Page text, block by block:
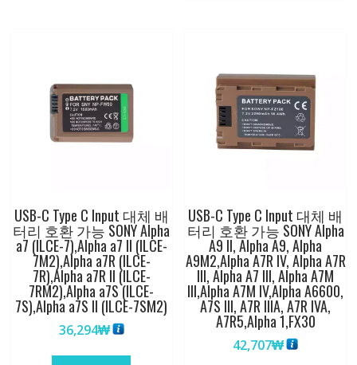
USB-C Type C Input 대체 배
터리 호환 가능 SONY Alpha
a7 (ILCE-7),Alpha a7 II (ILCE-
7M2),Alpha a7R (ILCE-
7R),Alpha a7R II (ILCE-
7RM2),Alpha a7S (ILCE-
7S),Alpha a7S II (ILCE-7SM2)
36,294₩
USB-C Type C Input 대체 배
터리 호환 가능 SONY Alpha
A9 II, Alpha A9, Alpha
A9M2,Alpha A7R IV, Alpha A7R
III, Alpha A7 III, Alpha A7M
III,Alpha A7M IV,Alpha A6600,
A7S III, A7R IIIA, A7R IVA,
A7R5,Alpha 1,FX30
42,707₩